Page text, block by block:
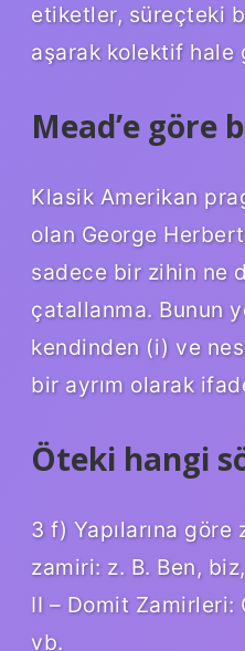
etiketler, süreçteki
aşarak kolektif hale
Mead’e göre
Klasik Amerikan
olan George
sadece bir zihin ne
çatallanma. Bunun
kendinden (i) ve
bir ayrım olarak
Öteki hangi
3 f) Yapılarına
zamiri: z. B. Ben,
II – Domit
vb.